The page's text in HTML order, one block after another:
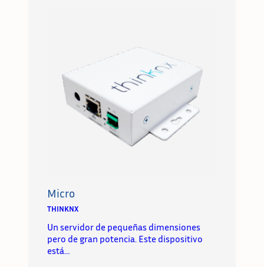
Micro
THINKNX
Un servidor de pequeñas dimensiones
pero de gran potencia. Este dispositivo
está…